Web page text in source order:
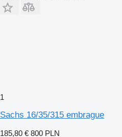
1
Sachs 16/35/315 embrague
185,80 € 800 PLN